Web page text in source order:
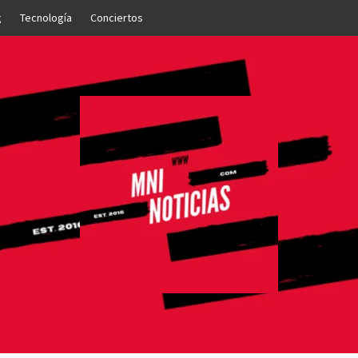
Tecnología Conciertos